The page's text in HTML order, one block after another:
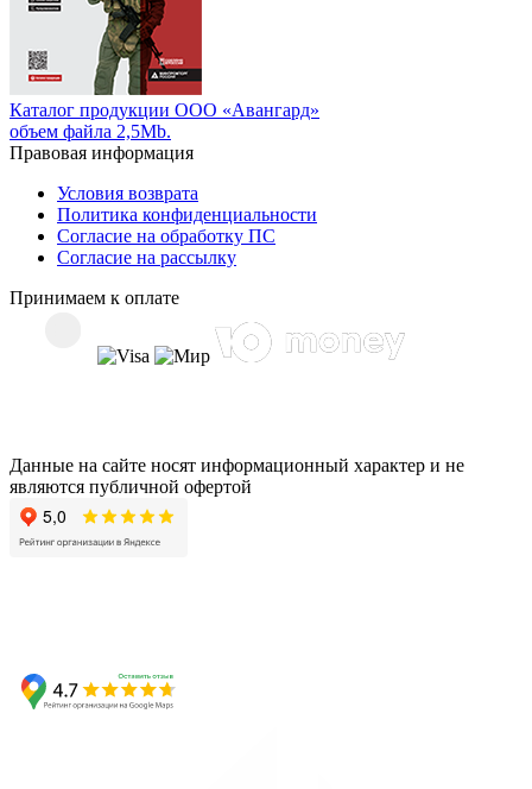
Каталог продукции ООО «Авангард»
объем файла 2,5Mb.
Правовая информация
Условия возврата
Политика конфиденциальности
Согласие на обработку ПС
Согласие на рассылку
Принимаем к оплате
Данные на сайте носят информационный характер и не
являются публичной офертой